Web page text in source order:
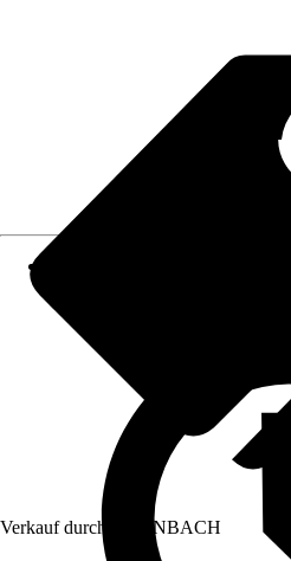
Verkauf durch: HORNBACH